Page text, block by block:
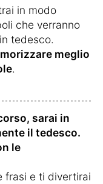
in modo
che verranno
tedesco.
meglio
.
sarai in
il tedesco.
le
frasi e ti divertirai